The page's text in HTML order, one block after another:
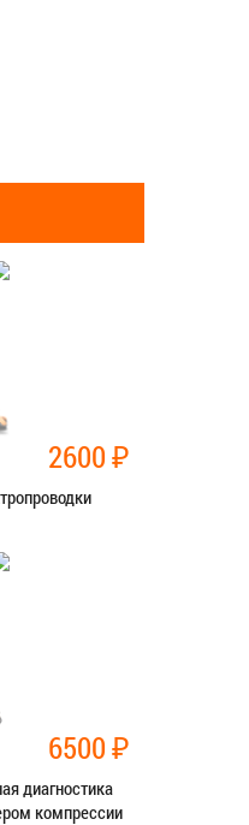
2600₽
6500₽
диагностика
компрессии